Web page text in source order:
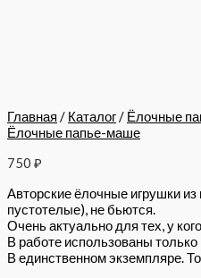
Главная / Каталог/ Ёлочные
Ёлочные папье-маше
750 ₽
Авторские ёлочные игрушки
пустотелые), не бьются.
Очень актуально для тех, у
В работе использованы
В единственном экземпляре.